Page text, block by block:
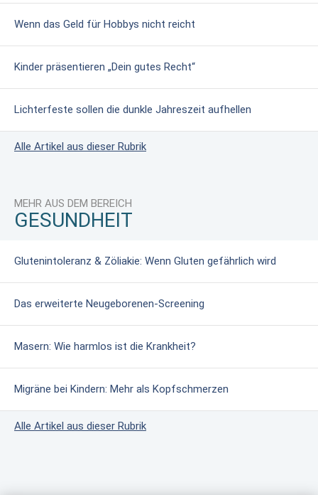
Wenn das Geld für Hobbys nicht reicht
Kinder präsentieren „Dein gutes Recht“
Lichterfeste sollen die dunkle Jahreszeit aufhellen
Alle Artikel aus dieser Rubrik
MEHR AUS DEM BEREICH
GESUNDHEIT
Glutenintoleranz & Zöliakie: Wenn Gluten gefährlich wird
Das erweiterte Neugeborenen-Screening
Masern: Wie harmlos ist die Krankheit?
Migräne bei Kindern: Mehr als Kopfschmerzen
Alle Artikel aus dieser Rubrik